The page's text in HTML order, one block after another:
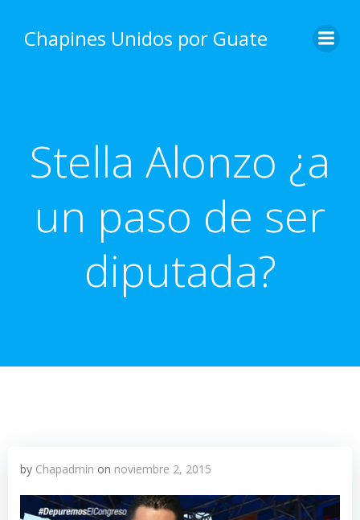
content
Chapines Unidos por Guate
Stella Alonzo ¿a
un paso de ser
diputada?
by Chapadmin on noviembre 2, 2015